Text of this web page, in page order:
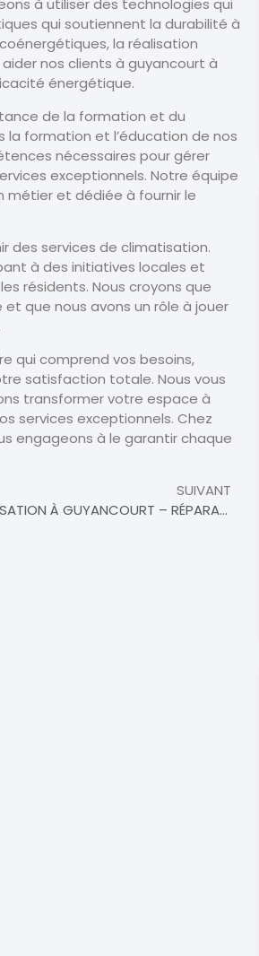
à utiliser des technologies qui
qui soutiennent la durabilité à
la réalisation
nos clients à guyancourt à
énergétique.
de la formation et du
formation et l’éducation de nos
nécessaires pour gérer
exceptionnels. Notre équipe
métier et dédiée à fournir le
des services de climatisation.
à des initiatives locales et
résidents. Nous croyons que
que nous avons un rôle à jouer
qui comprend vos besoins,
satisfaction totale. Nous vous
transformer votre espace à
services exceptionnels. Chez
engageons à le garantir chaque
SUIVANT
FUITE CLIMATISATION À GUYANCOURT – RÉPARATION RAPIDE POUR ASSURER VOTRE CONFORT